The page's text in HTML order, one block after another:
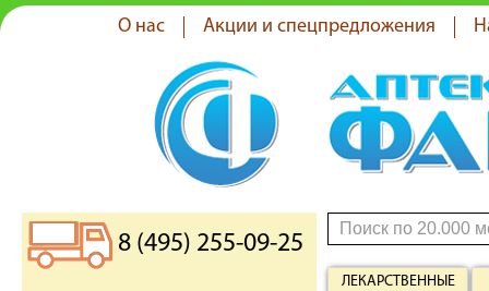
О нас Акции и спецпредложения
8 (495) 255-09-25
ЛЕКАРСТВЕННЫЕ